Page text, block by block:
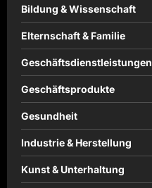
Bildung & Wissenschaft
Elternschaft & Familie
Geschäftsdienstleistungen
Geschäftsprodukte
Gesundheit
Industrie & Herstellung
Kunst & Unterhaltung